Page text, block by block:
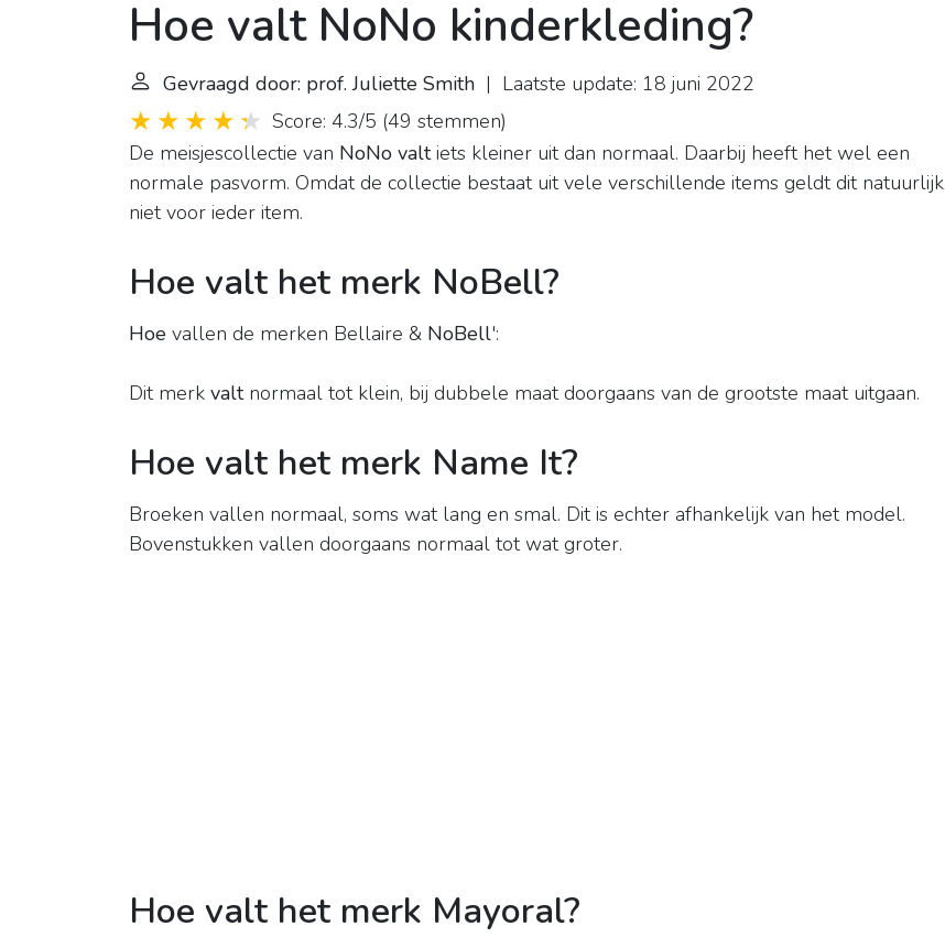
Hoe valt NoNo kinderkleding?
Gevraagd door: prof. Juliette Smith | Laatste update: 18 juni 2022
Score: 4.3/5 (49 stemmen)
De meisjescollectie van NoNo valtiets kleiner uit dan normaal. Daarbij heeft het wel een
normale pasvorm. Omdat de collectie bestaat uit vele verschillende items geldt dit natuurlijk
niet voor ieder item.
Hoe valt het merk NoBell?
Hoe vallen de merken Bellaire & NoBell':
Dit merk valtnormaal tot klein, bij dubbele maat doorgaans van de grootste maat uitgaan.
Hoe valt het merk Name It?
Broeken vallen normaal, soms wat lang en smal. Dit is echter afhankelijk van het model.
Bovenstukken vallen doorgaans normaal tot wat groter.
Hoe valt het merk Mayoral?